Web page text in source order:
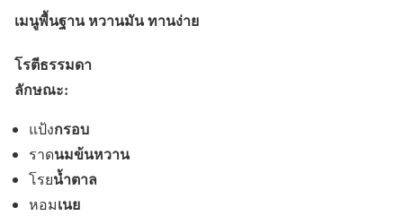
เมนูพื้นฐาน หวานมัน ทานง่าย
โรตีธรรมดา
ลักษณะ:
แป้งกรอบ
ราดนมข้นหวาน
โรยน้ำตาล
หอมเนย